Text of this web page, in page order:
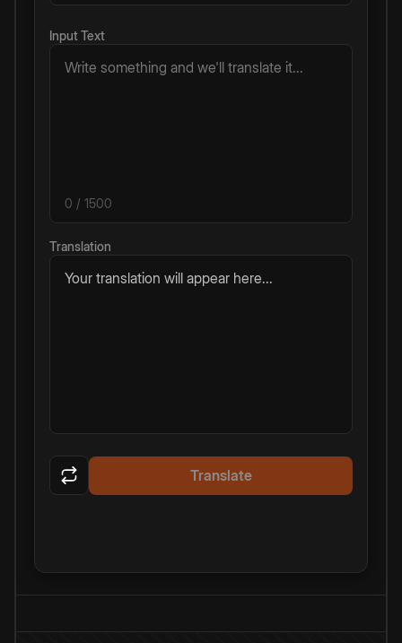
Input Text
0 / 1500
Translation
Your translation will appear here...
Translate